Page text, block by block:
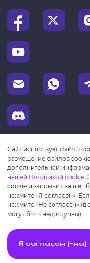
© Copyright 2023 —
Сайт использует файлы
размещение файлов
дополнительной
нашей Политикой cookie.
cookie и запомнит ваш
нажмите «Я согласен».
нажмите «Не согласен» (в
могут быть недоступны).
Я согласен (-на)